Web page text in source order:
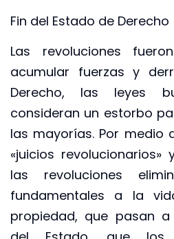
Fin del Estado de Derecho
Las revoluciones
acumular fuerzas y
Derecho, las leyes
consideran un estorbo
las mayorías. Por medio
«juicios revolucionarios»
las revoluciones
fundamentales a la
propiedad, que pasan